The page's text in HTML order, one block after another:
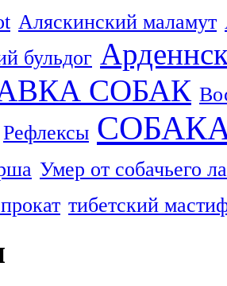
Аляскинский маламут
бульдог
СОБАК
Рефлексы
Умер от собачьего
тибетский